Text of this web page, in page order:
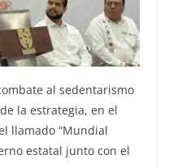
al sedentarismo
la estrategia, en el
llamado “Mundial
estatal junto con el